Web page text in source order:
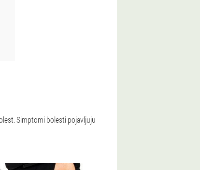
Simptomi bolesti pojavljuju